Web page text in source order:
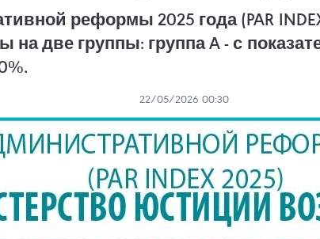
реформы 2025 года (PAR
на две группы: группа A - с
22/05/2026 00:30